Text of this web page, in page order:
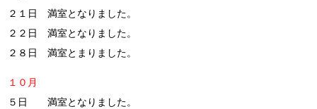
２１日 満室となりました。
２２日 満室となりました。
２８日 満室とまりました。
１０月
５日 満室となりました。